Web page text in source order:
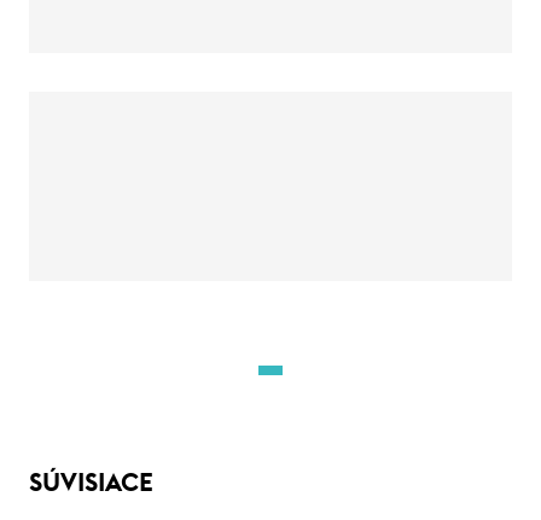
SÚVISIACE